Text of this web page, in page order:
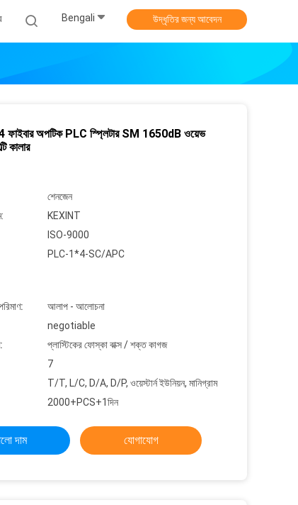
Bengali উদ্ধৃতির জন্য আবেদন
অপটিক PLC স্প্লিটার SM 1650dB ওয়েভ
কালার
শেনজেন
KEXINT
ISO-9000
PLC-1*4-SC/APC
আলাপ - আলোচনা
negotiable
প্লাস্টিকের ফোস্কা বাক্স / শক্ত কাগজ
7
T/T, L/C, D/A, D/P, ওয়েস্টার্ন ইউনিয়ন, মানিগ্রাম
2000+PCS+1দিন
দাম যোগাযোগ